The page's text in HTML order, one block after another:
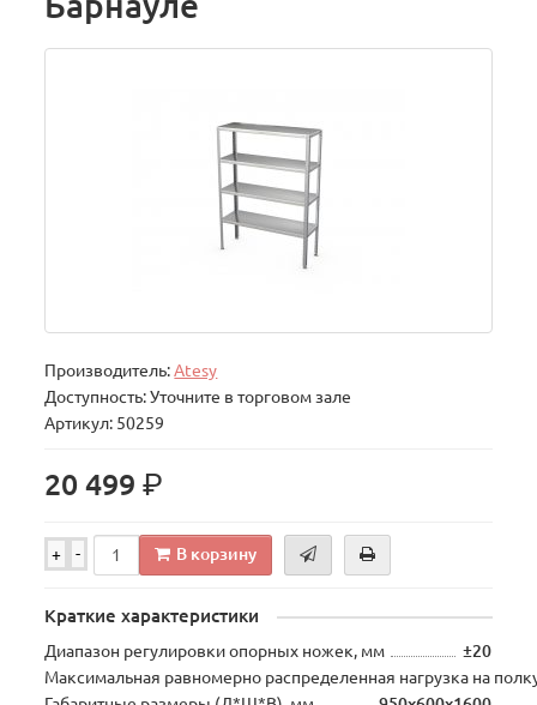
Производитель:Atesy
Доступность: Уточните в торговом зале
Артикул: 50259
20 499р.
+ - В корзину
Краткие характеристики
Диапазон регулировки опорных ножек, мм
±20
Максимальная равномерно распределенная нагрузка на